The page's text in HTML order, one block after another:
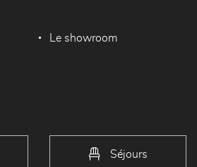
Le showroom
Séjours